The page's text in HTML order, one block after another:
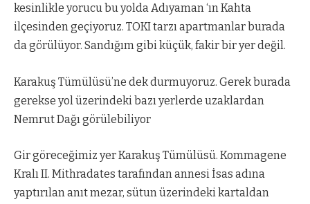
kesinlikle yorucu bu yolda Adıyaman ‘ın Kahta
ilçesinden geçiyoruz. TOKI tarzı apartmanlar burada
da görülüyor. Sandığım gibi küçük, fakir bir yer değil.
Karakuş Tümülüsü’ne dek durmuyoruz. Gerek burada
gerekse yol üzerindeki bazı yerlerde uzaklardan
Nemrut Dağı görülebiliyor
Gir göreceğimiz yer Karakuş Tümülüsü. Kommagene
Kralı II. Mithradates tarafından annesi İsas adına
yaptırılan anıt mezar, sütun üzerindeki kartaldan